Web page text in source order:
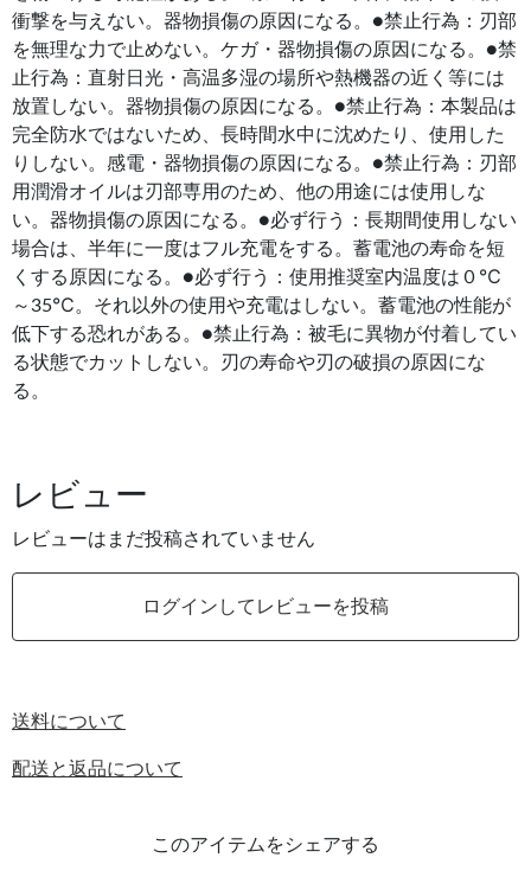
衝撃を与えない。器物損傷の原因になる。●禁止行為：刃部
を無理な力で止めない。ケガ・器物損傷の原因になる。●禁
止行為：直射日光・高温多湿の場所や熱機器の近く等には
放置しない。器物損傷の原因になる。●禁止行為：本製品は
完全防水ではないため、長時間水中に沈めたり、使用した
りしない。感電・器物損傷の原因になる。●禁止行為：刃部
用潤滑オイルは刃部専用のため、他の用途には使用しな
い。器物損傷の原因になる。●必ず行う：長期間使用しない
場合は、半年に一度はフル充電をする。蓄電池の寿命を短
くする原因になる。●必ず行う：使用推奨室内温度は０℃
～35℃。それ以外の使用や充電はしない。蓄電池の性能が
低下する恐れがある。●禁止行為：被毛に異物が付着してい
る状態でカットしない。刃の寿命や刃の破損の原因にな
る。
レビュー
レビューはまだ投稿されていません
ログインしてレビューを投稿
送料について
配送と返品について
このアイテムをシェアする